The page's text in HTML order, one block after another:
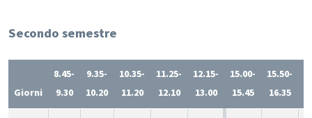
Secondo semestre
Giorni
8.45-
9.30
9.35-
10.20
10.35-
11.20
11.25-
12.10
12.15-
13.00
15.00-
15.45
15.50-
16.35